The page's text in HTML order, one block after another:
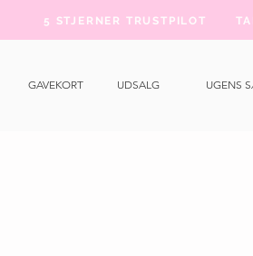
5 STJERNER TRUSTPILOT
GAVEKORT UDSALG UGENS